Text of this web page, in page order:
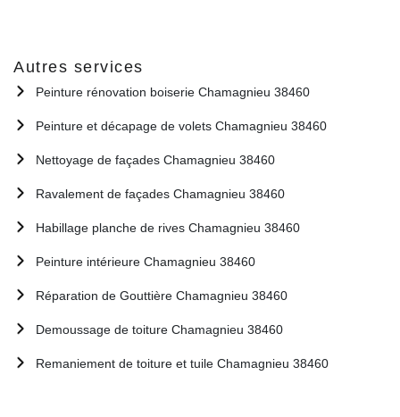
Autres services
Peinture rénovation boiserie Chamagnieu 38460
Peinture et décapage de volets Chamagnieu 38460
Nettoyage de façades Chamagnieu 38460
Ravalement de façades Chamagnieu 38460
Habillage planche de rives Chamagnieu 38460
Peinture intérieure Chamagnieu 38460
Réparation de Gouttière Chamagnieu 38460
Demoussage de toiture Chamagnieu 38460
Remaniement de toiture et tuile Chamagnieu 38460